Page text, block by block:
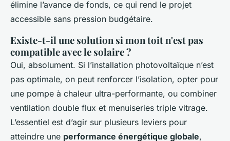
élimine l’avance de fonds, ce qui rend le projet
accessible sans pression budgétaire.
Existe-t-il une solution si mon toit n'est pas
compatible avec le solaire ?
Oui, absolument. Si l’installation photovoltaïque n’est
pas optimale, on peut renforcer l’isolation, opter pour
une pompe à chaleur ultra-performante, ou combiner
ventilation double flux et menuiseries triple vitrage.
L’essentiel est d’agir sur plusieurs leviers pour
atteindre une performance énergétique globale,